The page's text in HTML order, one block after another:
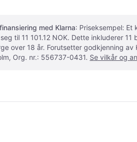
med Klarna: Priseksempel:
til 11 101.12 NOK. Dette inkluderer
18 år. Forutsetter godkjenning
Org. nr.: 556737-0431. Se vilkår og